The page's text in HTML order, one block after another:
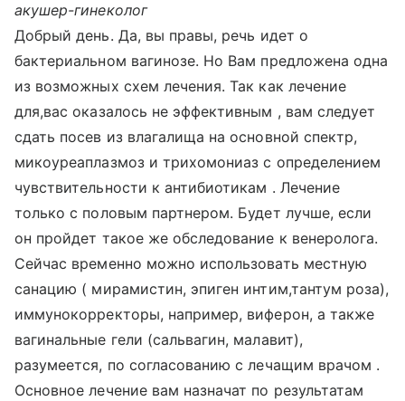
акушер-гинеколог
Добрый день. Да, вы правы, речь идет о
бактериальном вагинозе. Но Вам предложена одна
из возможных схем лечения. Так как лечение
для,вас оказалось не эффективным , вам следует
сдать посев из влагалища на основной спектр,
микоуреаплазмоз и трихомониаз с определением
чувствительности к антибиотикам . Лечение
только с половым партнером. Будет лучше, если
он пройдет такое же обследование к венеролога.
Сейчас временно можно использовать местную
санацию ( мирамистин, эпиген интим,тантум роза),
иммунокорректоры, например, виферон, а также
вагинальные гели (сальвагин, малавит),
разумеется, по согласованию с лечащим врачом .
Основное лечение вам назначат по результатам